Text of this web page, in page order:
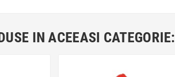
IN ACEEASI CATEGORIE: